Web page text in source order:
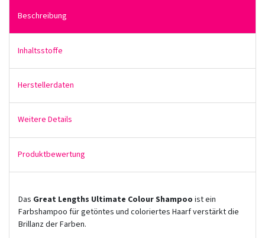
Beschreibung
Inhaltsstoffe
Herstellerdaten
Weitere Details
Produktbewertung
Das Great Lengths Ultimate Colour Shampoo ist ein
Farbshampoo für getöntes und coloriertes Haarf verstärkt die
Brillanz der Farben.